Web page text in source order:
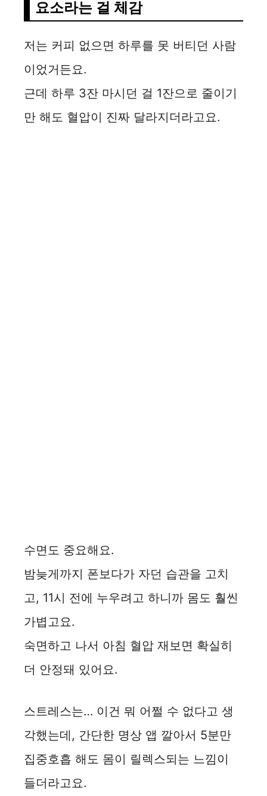
요소라는 걸 체감
저는 커피 없으면 하루를 못 버티던 사람
이었거든요.
근데 하루 3잔 마시던 걸 1잔으로 줄이기
만 해도 혈압이 진짜 달라지더라고요.
수면도 중요해요.
밤늦게까지 폰보다가 자던 습관을 고치
고, 11시 전에 누우려고 하니까 몸도 훨씬
가볍고요.
숙면하고 나서 아침 혈압 재보면 확실히
더 안정돼 있어요.
스트레스는… 이건 뭐 어쩔 수 없다고 생
각했는데, 간단한 명상 앱 깔아서 5분만
집중호흡 해도 몸이 릴렉스되는 느낌이
들더라고요.